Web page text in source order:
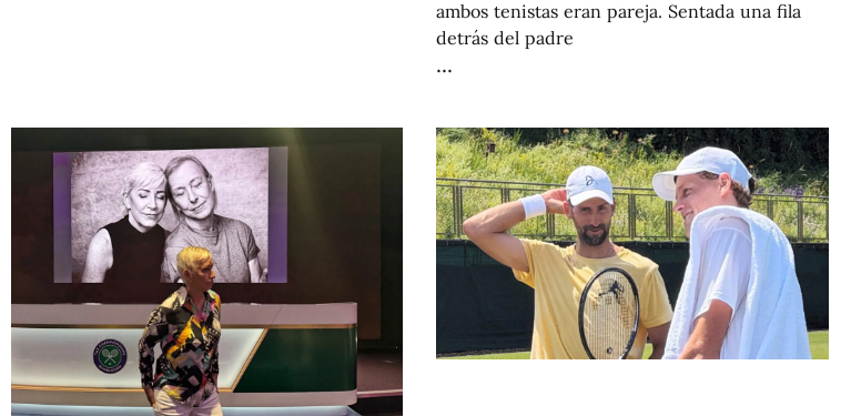
ambos tenistas eran pareja. Sentada una fila
detrás del padre